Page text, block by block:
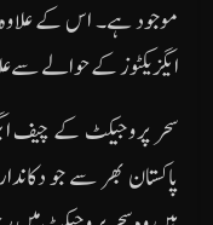
موجود ہے۔ اس کے
ایگزیکٹوز کے حوالے سے
سحر پروجیکٹ کے چیف
پاکستان بھر سے جو